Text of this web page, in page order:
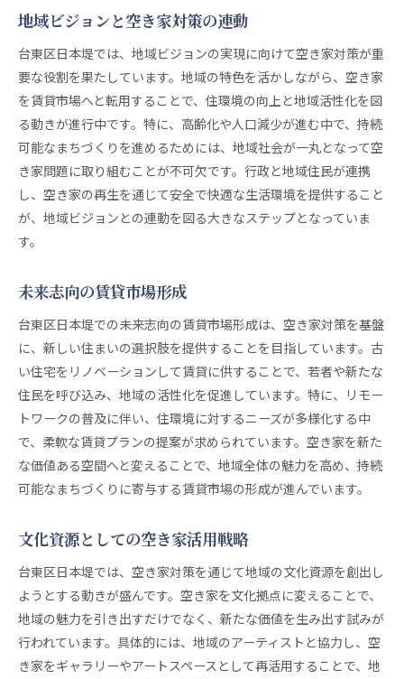
地域ビジョンと空き家対策の連動
台東区日本堤では、地域ビジョンの実現に向けて空き家対策が重
要な役割を果たしています。地域の特色を活かしながら、空き家
を賃貸市場へと転用することで、住環境の向上と地域活性化を図
る動きが進行中です。特に、高齢化や人口減少が進む中で、持続
可能なまちづくりを進めるためには、地域社会が一丸となって空
き家問題に取り組むことが不可欠です。行政と地域住民が連携
し、空き家の再生を通じて安全で快適な生活環境を提供すること
が、地域ビジョンとの連動を図る大きなステップとなっていま
す。
未来志向の賃貸市場形成
台東区日本堤での未来志向の賃貸市場形成は、空き家対策を基盤
に、新しい住まいの選択肢を提供することを目指しています。古
い住宅をリノベーションして賃貸に供することで、若者や新たな
住民を呼び込み、地域の活性化を促進しています。特に、リモー
トワークの普及に伴い、住環境に対するニーズが多様化する中
で、柔軟な賃貸プランの提案が求められています。空き家を新た
な価値ある空間へと変えることで、地域全体の魅力を高め、持続
可能なまちづくりに寄与する賃貸市場の形成が進んでいます。
文化資源としての空き家活用戦略
台東区日本堤では、空き家対策を通じて地域の文化資源を創出し
ようとする動きが盛んです。空き家を文化拠点に変えることで、
地域の魅力を引き出すだけでなく、新たな価値を生み出す試みが
行われています。具体的には、地域のアーティストと協力し、空
き家をギャラリーやアートスペースとして再活用することで、地